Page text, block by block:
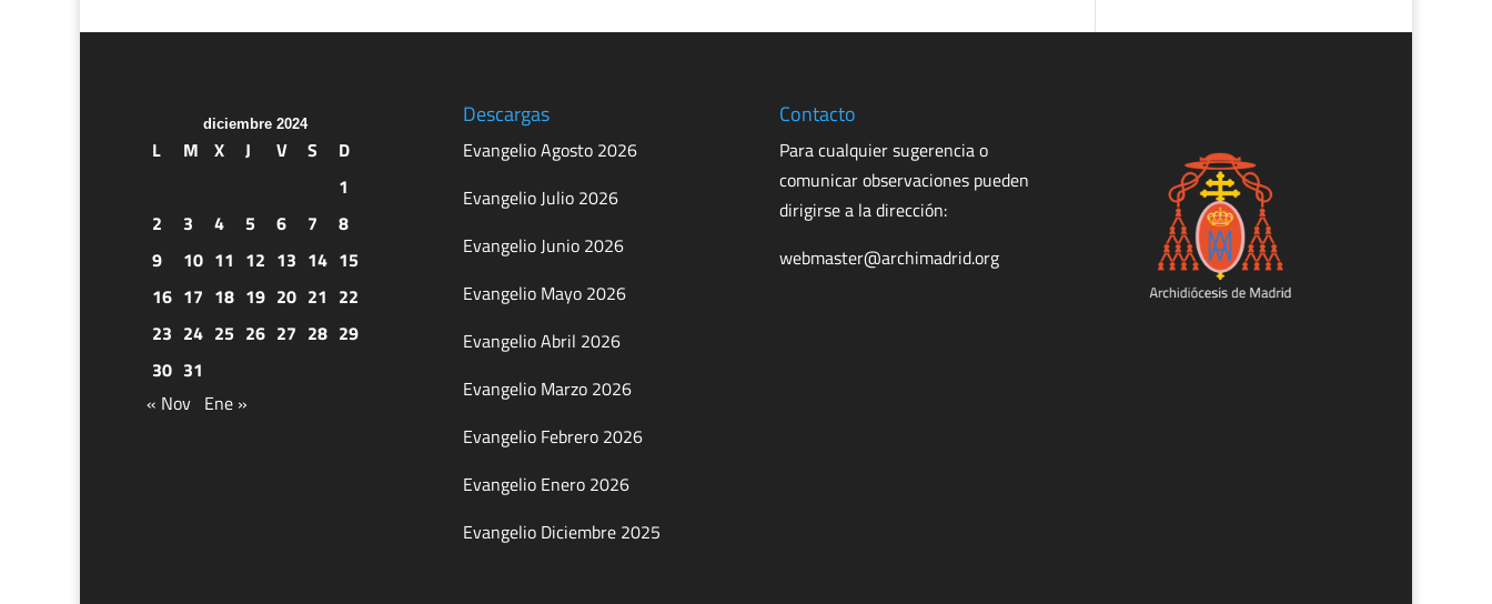
diciembre 2024
L M X J V S
D
1
2
3 4 5 6 7
8
9
10 11 12 13 14 15
16 17 18 19 20 21 22
23 24 25 26 27 28 29
30 31
« Nov Ene »
Descargas
Evangelio Agosto 2026
Evangelio Julio 2026
Evangelio Junio 2026
Evangelio Mayo 2026
Evangelio Abril 2026
Evangelio Marzo 2026
Evangelio Febrero 2026
Evangelio Enero 2026
Evangelio Diciembre 2025
Contacto
Para cualquier sugerencia o
comunicar observaciones pueden
dirigirse a la dirección:
webmaster@archimadrid.org